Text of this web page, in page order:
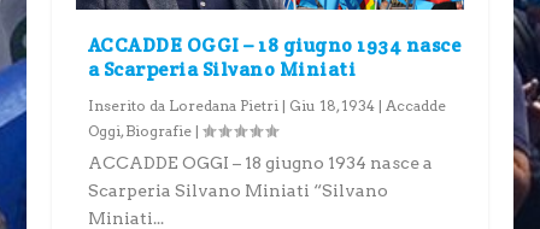
ACCADDE OGGI – 18 giugno 1934 nasce
a Scarperia Silvano Miniati
Inserito da Loredana Pietri | Giu 18, 1934| Accadde
Oggi, Biografie|
ACCADDE OGGI – 18 giugno 1934 nasce a
Scarperia Silvano Miniati “Silvano
Miniati...